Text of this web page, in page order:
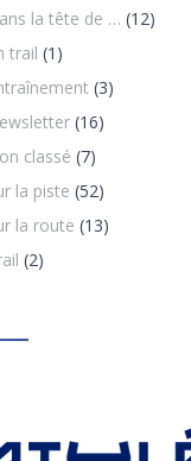
la tête de … (12)
trail (1)
(3)
(16)
classé (7)
la piste (52)
la route (13)
(2)